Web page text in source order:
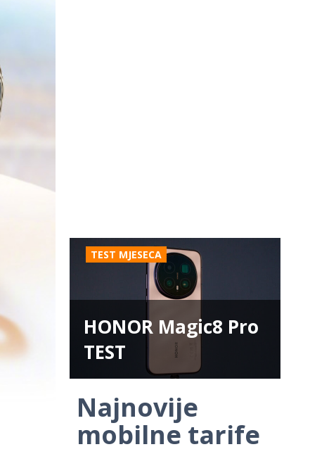
TEST MJESECA
HONOR Magic8 Pro
TEST
Najnovije
mobilne tarife